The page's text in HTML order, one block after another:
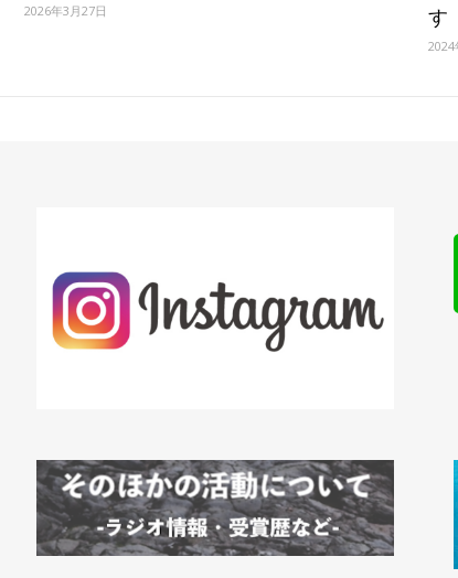
2026年3月27日
す
2024